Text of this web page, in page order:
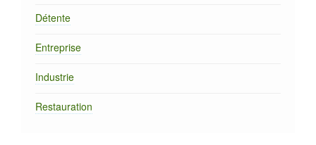
Détente
Entreprise
Industrie
Restauration